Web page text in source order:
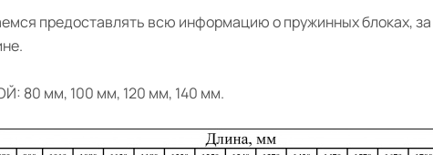
предоставлять всю информацию о пружинных блоках,
мм, 100 мм, 120 мм, 140 мм.